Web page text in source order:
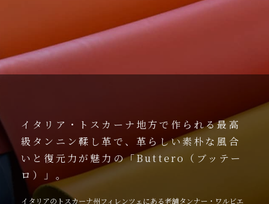
イタリア・トスカーナ地方で作られる最高
級タンニン鞣し革で、革らしい素朴な風合
いと復元力が魅力の「Buttero（ブッテー
ロ）」。
イタリアのトスカーナ州フィレンツェにある老舗タンナー・ワルビエ